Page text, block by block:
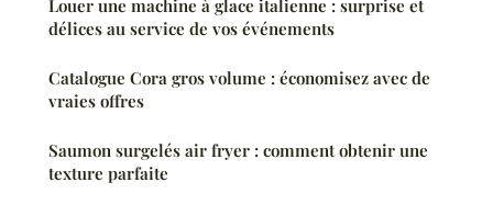
Louer une machine à glace italienne : surprise et
délices au service de vos événements
Catalogue Cora gros volume : économisez avec de
vraies offres
Saumon surgelés air fryer : comment obtenir une
texture parfaite